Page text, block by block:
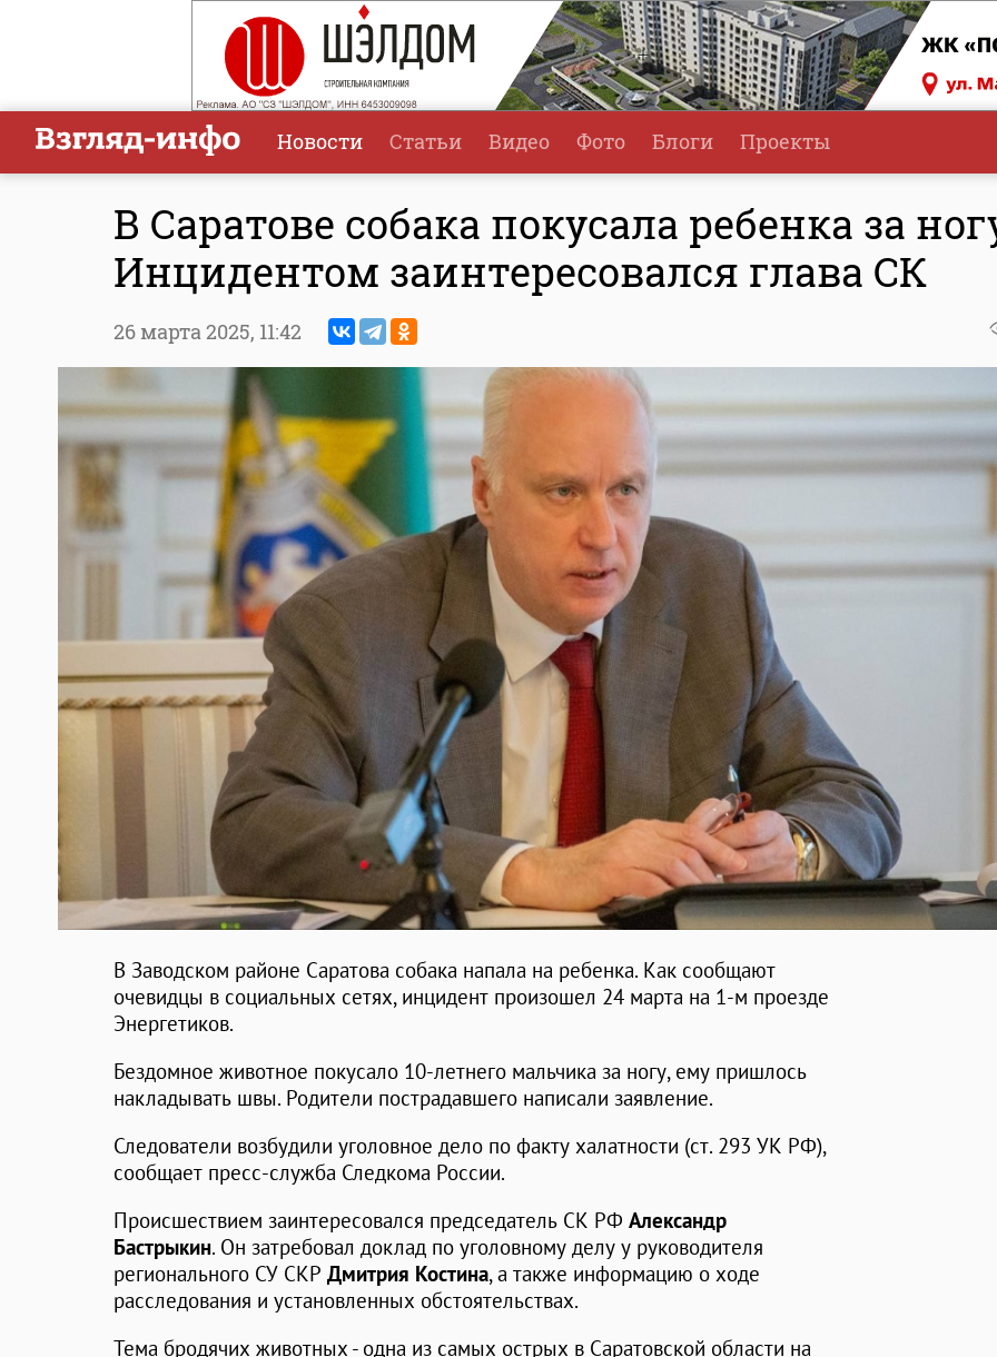
Новости Статьи Видео Фото Блоги Проекты
В Саратове собака покусала ребенка за
Инцидентом заинтересовался глава СК
26 марта 2025, 11:42
В Заводском районе Саратова собака напала на ребенка. Как сообщают
очевидцы в социальных сетях, инцидент произошел 24 марта на 1-м проезде
Энергетиков.
Бездомное животное покусало 10-летнего мальчика за ногу, ему пришлось
накладывать швы. Родители пострадавшего написали заявление.
Следователи возбудили уголовное дело по факту халатности (ст. 293 УК РФ),
сообщает пресс-служба Следкома России.
Происшествием заинтересовался председатель СК РФ Александр
Бастрыкин. Он затребовал доклад по уголовному делу у руководителя
регионального СУ СКР Дмитрия Костина, а также информацию о ходе
расследования и установленных обстоятельствах.
Тема бродячих животных - одна из самых острых в Саратовской области на